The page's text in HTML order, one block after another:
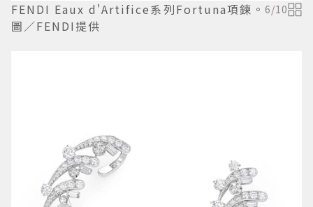
FENDI Eaux d'Artifice系列Fortuna項鍊。
圖／FENDI提供
6/10